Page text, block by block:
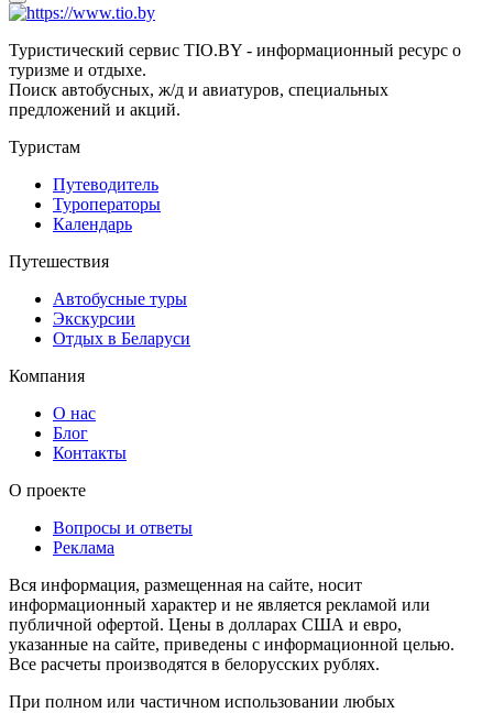
Туристический сервис TIO.BY - информационный ресурс о
туризме и отдыхе.
Поиск автобусных, ж/д и авиатуров, специальных
предложений и акций.
Туристам
Путеводитель
Туроператоры
Календарь
Путешествия
Автобусные туры
Экскурсии
Отдых в Беларуси
Компания
О нас
Блог
Контакты
О проекте
Вопросы и ответы
Реклама
Вся информация, размещенная на сайте, носит
информационный характер и не является рекламой или
публичной офертой. Цены в долларах США и евро,
указанные на сайте, приведены с информационной целью.
Все расчеты производятся в белорусских рублях.
При полном или частичном использовании любых